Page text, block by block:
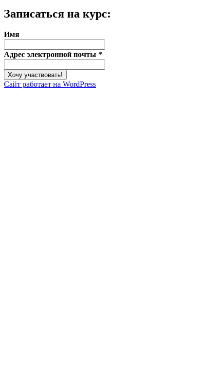
Записаться на курс:
Имя
Адрес электронной почты *
Сайт работает на WordPress